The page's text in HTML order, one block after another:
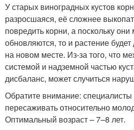
У старых виноградных кустов
разросшаяся, её сложнее
повредить корни, а поскольку
обновляются, то и растение
на новом месте. Из-за того, что
системой и надземной частью
дисбаланс, может случиться
Обратите внимание: специалисты
пересаживать относительно
Оптимальный возраст – 7–8 лет.